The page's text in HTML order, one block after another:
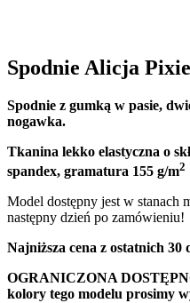
Spodnie Alicja Pixie
Spodnie z gumką w pasie,
nogawka.
Tkanina lekko elastyczna o
spandex, gramatura 155 g/m2
Model dostępny jest w stanach
następny dzień po zamówieniu!
Najniższa cena z ostatnich 30
OGRANICZONA
kolory tego modelu prosimy